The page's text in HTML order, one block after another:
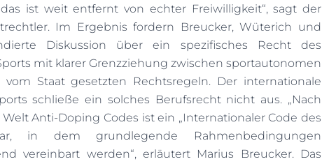
ist weit entfernt von echter Freiwilligkeit“, sagt der
Im Ergebnis fordern Breucker, Wüterich und
Diskussion über ein spezifisches Recht des
mit klarer Grenzziehung zwischen sportautonomen
Staat gesetzten Rechtsregeln. Der internationale
schließe ein solches Berufsrecht nicht aus. „Nach
Anti-Doping Codes ist ein „Internationaler Code des
in dem grundlegende Rahmenbedingungen
vereinbart werden“, erläutert Marius Breucker. Das